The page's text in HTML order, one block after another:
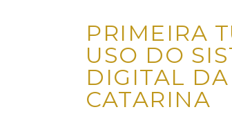
PRIMEIRA
USO DO
DIGITAL
CATARINA